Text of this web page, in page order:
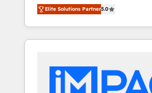
and nonprofits — to streamline
revenue, and unlock the full
With deep technical and industry
automation, integration, and AI
Sales, Service, Marketing &
and chat agents, predictive
Elite Solutions Partner5.0